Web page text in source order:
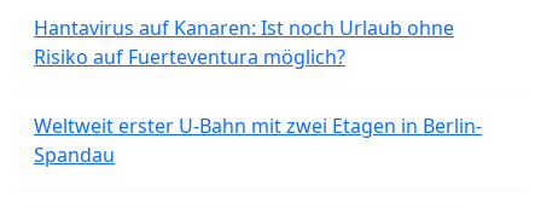
Hantavirus auf Kanaren: Ist noch Urlaub ohne
Risiko auf Fuerteventura möglich?
Weltweit erster U-Bahn mit zwei Etagen in Berlin-
Spandau